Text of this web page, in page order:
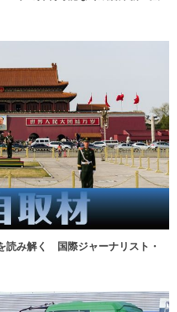
読み解く 国際ジャーナリスト・